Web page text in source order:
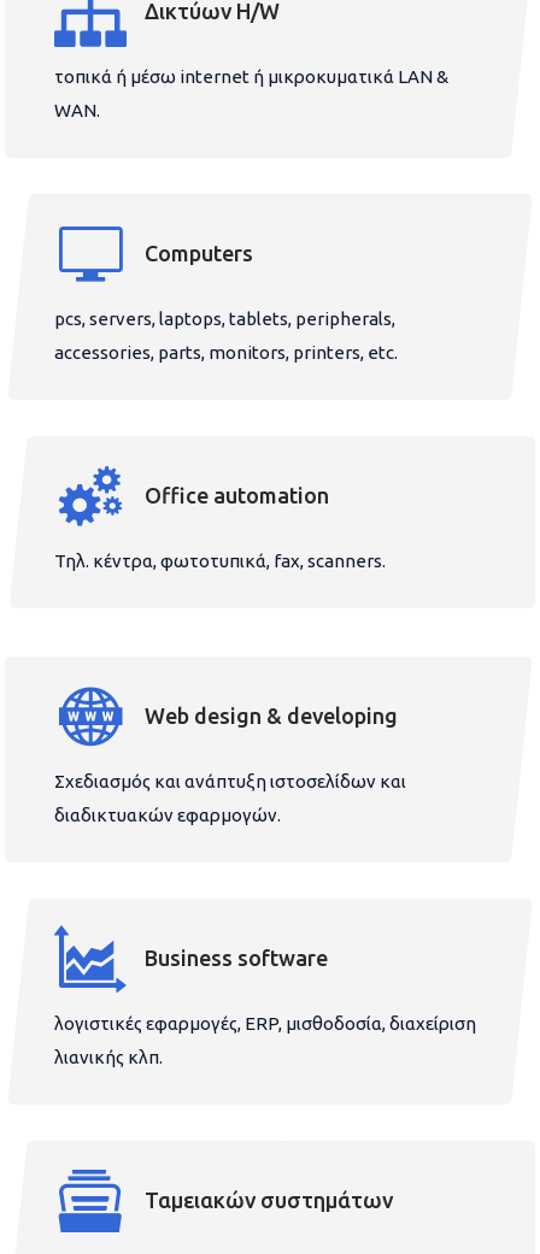
Δικτύων H/W
τοπικά ή μέσω internet ή μικροκυματικά LAN &
WAN.
Computers
pcs, servers, laptops, tablets, peripherals,
accessories, parts, monitors, printers, etc.
Office automation
Τηλ. κέντρα, φωτοτυπικά, fax, scanners.
Web design & developing
Σχεδιασμός και ανάπτυξη ιστοσελίδων και
διαδικτυακών εφαρμογών.
Business software
λογιστικές εφαρμογές, ERP, μισθοδοσία, διαχείριση
λιανικής κλπ.
Ταμειακών συστημάτων